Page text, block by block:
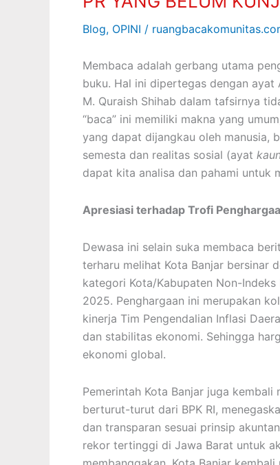
Blog, OPINI /
Membaca adalah gerbang utama
buku. Hal ini dipertegas dengan ayat
M. Quraish Shihab dalam tafsirnya
“baca” ini memiliki makna yang
yang dapat dijangkau oleh manusia,
semesta dan realitas sosial (ayat
dapat kita analisa dan pahami untuk
Apresiasi terhadap Trofi
Dewasa ini selain suka membaca
terharu melihat Kota Banjar bersinar
kategori Kota/Kabupaten Non-
2025. Penghargaan ini merupakan
kinerja Tim Pengendalian Inflasi
dan stabilitas ekonomi. Sehingga
ekonomi global.
Pemerintah Kota Banjar juga kembali
berturut-turut dari BPK RI,
dan transparan sesuai prinsip
rekor tertinggi di Jawa Barat untuk
DERETAN
DAN
PR
YANG
BELUM
KUNJUNG
USAI